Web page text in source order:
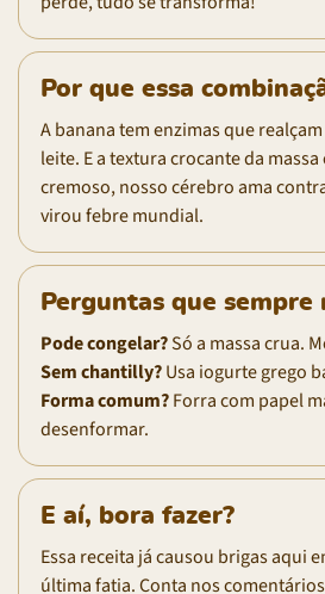
Por que essa
A banana tem enzimas que
leite. E a textura crocante da
cremoso, nosso cérebro ama
virou febre mundial.
Perguntas que sempre
Pode congelar?Só a massa crua.
Sem chantilly?Usa iogurte grego
Forma comum?Forra com papel
desenformar.
E aí, bora fazer?
Essa receita já causou brigas aqui
última fatia. Conta nos